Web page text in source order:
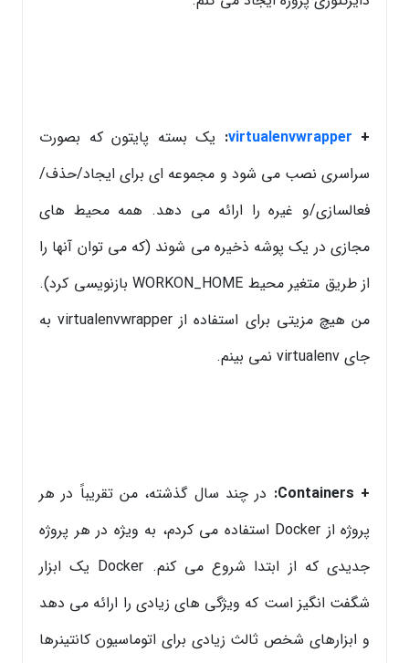
+
virtualenvwrapper
: یک بسته پایتون که بصورت
سراسری نصب می شود و مجموعه ای برای ایجاد/حذف/
فعالسازی/و غیره را ارائه می دهد. همه محیط های
مجازی در یک پوشه ذخیره می شوند (که می توان آنها را
از طریق متغیر محیط WORKON_HOME بازنویسی کرد).
من هیچ مزیتی برای استفاده از virtualenvwrapper به
جای virtualenv نمی بینم.
+
Containers: در چند سال گذشته، من تقریباً در هر
پروژه از Docker استفاده می کردم، به ویژه در هر پروژه
جدیدی که از ابتدا شروع می کنم. Docker یک ابزار
شگفت انگیز است که ویژگی های زیادی را ارائه می دهد
و ابزارهای شخص ثالث زیادی برای اتوماسیون کانتینرها